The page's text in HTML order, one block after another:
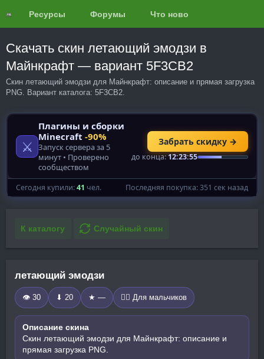
Ресурсы Форумы Что нового?
Скачать скин летающий эмодзи в
Майнкрафт — вариант 5F3CB2
Скин летающий эмодзи для Майнкрафт: описание и прямая загрузка
PNG. Вариант каталога: 5F3CB2.
К каталогу Случайный скин
летающий эмодзи
👁 30 ⬇ 20 ★ — 🧍‍♂️ Для мальчиков
Описание скина
Скин летающий эмодзи для Майнкрафт: описание и
прямая загрузка PNG.